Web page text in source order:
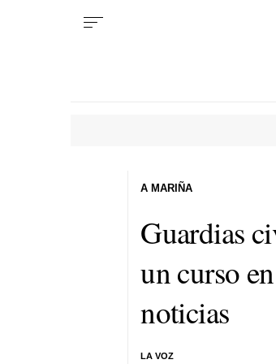
Guardias
un curso
noticias
LA VOZ
A MARIÑA